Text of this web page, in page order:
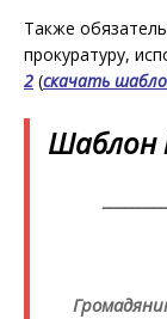
Также
прокуратуру,
2 (скачать
Громадянин